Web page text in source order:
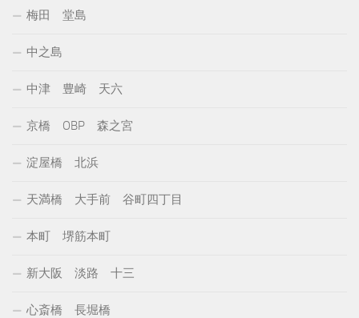
梅田 堂島
中之島
中津 豊崎 天六
京橋 OBP 森之宮
淀屋橋 北浜
天満橋 大手前 谷町四丁目
本町 堺筋本町
新大阪 淡路 十三
心斎橋 長堀橋